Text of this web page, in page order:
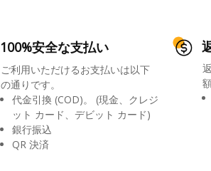
100%安全な支払い
ご利用いただけるお支払いは以下
の通りです。
代金引換 (COD)。 (現金、クレジ
ット カード、デビット カード)
銀行振込
QR 決済